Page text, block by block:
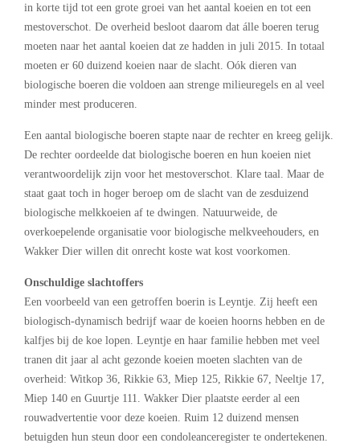
in korte tijd tot een grote groei van het aantal koeien en tot een
mestoverschot. De overheid besloot daarom dat álle boeren terug
moeten naar het aantal koeien dat ze hadden in juli 2015. In totaal
moeten er 60 duizend koeien naar de slacht. Oók dieren van
biologische boeren die voldoen aan strenge milieuregels en al veel
minder mest produceren.
Een aantal biologische boeren stapte naar de rechter en kreeg gelijk.
De rechter oordeelde dat biologische boeren en hun koeien niet
verantwoordelijk zijn voor het mestoverschot. Klare taal. Maar de
staat gaat toch in hoger beroep om de slacht van de zesduizend
biologische melkkoeien af te dwingen. Natuurweide, de
overkoepelende organisatie voor biologische melkveehouders, en
Wakker Dier willen dit onrecht koste wat kost voorkomen.
Onschuldige slachtoffers
Een voorbeeld van een getroffen boerin is Leyntje. Zij heeft een
biologisch-dynamisch bedrijf waar de koeien hoorns hebben en de
kalfjes bij de koe lopen. Leyntje en haar familie hebben met veel
tranen dit jaar al acht gezonde koeien moeten slachten van de
overheid: Witkop 36, Rikkie 63, Miep 125, Rikkie 67, Neeltje 17,
Miep 140 en Guurtje 111. Wakker Dier plaatste eerder al een
rouwadvertentie voor deze koeien. Ruim 12 duizend mensen
betuigden hun steun door een condoleanceregister te ondertekenen.